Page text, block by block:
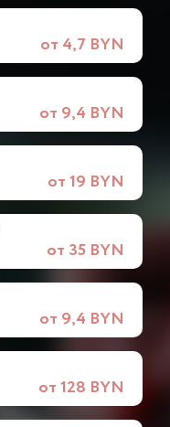
от 4,7 BYN
от 9,4 BYN
от 19 BYN
от 35 BYN
от 9,4 BYN
от 128 BYN